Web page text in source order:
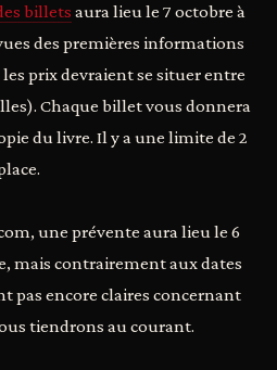
billets aura lieu le 7 octobre à
des premières informations
prix devraient se situer entre
Chaque billet vous donnera
du livre. Il y a une limite de 2
une prévente aura lieu le 6
mais contrairement aux dates
pas encore claires concernant
tiendrons au courant.